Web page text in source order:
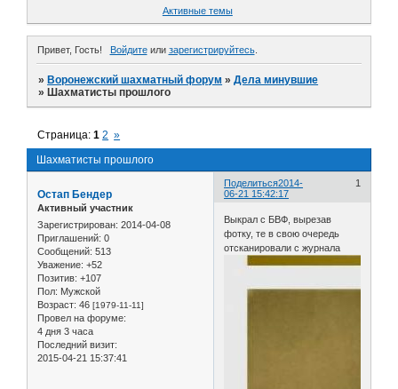
Активные темы
Привет, Гость! Войдитеили зарегистрируйтесь.
»Воронежский шахматный форум »Дела минувшие
»Шахматисты прошлого
Шахматисты прошлого
Страница:1 2 »
Поделиться 1
2014-
06-21 15:42:17
Остап Бендер
Активный участник
Зарегистрирован: 2014-04-08
Приглашений: 0
Сообщений: 513
Уважение: +52
Позитив: +107
Пол: Мужской
Возраст: 46 [1979-11-11]
Провел на форуме:
4 дня 3 часа
Последний визит:
2015-04-21 15:37:41
Выкрал с БВФ, вырезав
фотку, те в свою очередь
отсканировали с журнала